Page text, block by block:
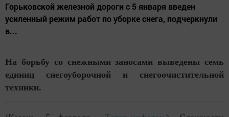
Горьковской железной дороги с 5 января введен
усиленный режим работ по уборке снега, подчеркнули
в...
На борьбу со снежными заносами выведены семь
единиц снегоуборочной и снегоочистительной
техники.